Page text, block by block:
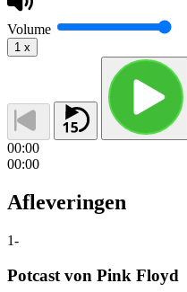
Volume
1 x
00:00
00:00
Afleveringen
1-
Potcast von Pink Floyd